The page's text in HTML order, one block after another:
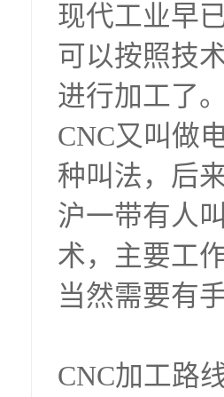
现代工业早
可以按照技
进行加工了
CNC又叫做
种叫法，后
沪一带有人
术，主要工
当然需要有
CNC加工路